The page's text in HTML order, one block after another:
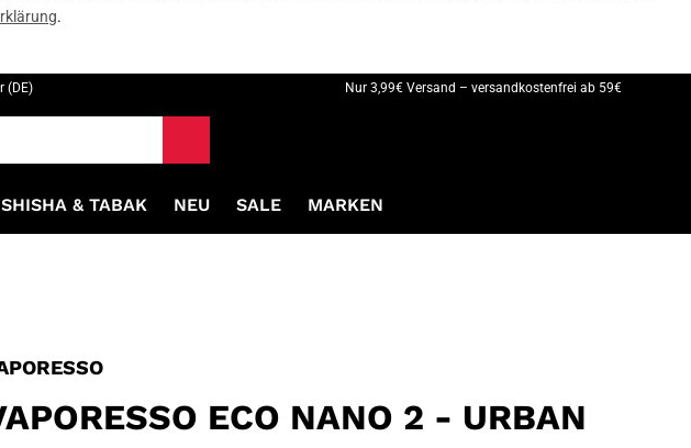
.
(DE) Nur 3,99€ Versand – versandkostenfrei ab 59€
SHISHA & TABAK NEU SALE MARKEN
ECO NANO 2 - URBAN